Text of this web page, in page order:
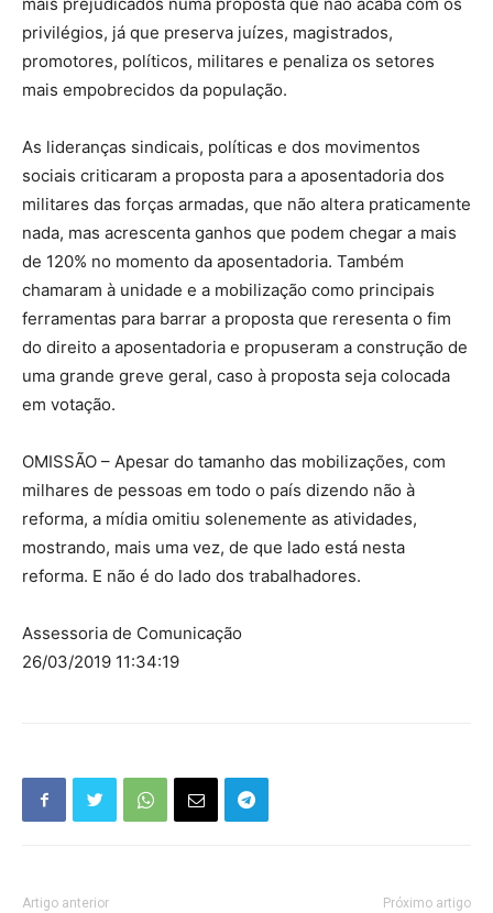
mais prejudicados numa proposta que não acaba com os
privilégios, já que preserva juízes, magistrados,
promotores, políticos, militares e penaliza os setores
mais empobrecidos da população.
As lideranças sindicais, políticas e dos movimentos
sociais criticaram a proposta para a aposentadoria dos
militares das forças armadas, que não altera praticamente
nada, mas acrescenta ganhos que podem chegar a mais
de 120% no momento da aposentadoria. Também
chamaram à unidade e a mobilização como principais
ferramentas para barrar a proposta que reresenta o fim
do direito a aposentadoria e propuseram a construção de
uma grande greve geral, caso à proposta seja colocada
em votação.
OMISSÃO – Apesar do tamanho das mobilizações, com
milhares de pessoas em todo o país dizendo não à
reforma, a mídia omitiu solenemente as atividades,
mostrando, mais uma vez, de que lado está nesta
reforma. E não é do lado dos trabalhadores.
Assessoria de Comunicação
26/03/2019 11:34:19
Artigo anterior Próximo artigo